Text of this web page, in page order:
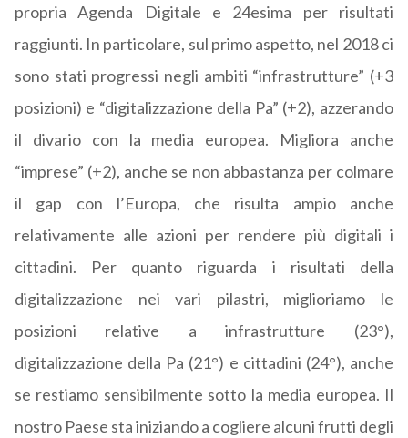
propria Agenda Digitale e 24esima per risultati
raggiunti. In particolare, sul primo aspetto, nel 2018 ci
sono stati progressi negli ambiti “infrastrutture” (+3
posizioni) e “digitalizzazione della Pa” (+2), azzerando
il divario con la media europea. Migliora anche
“imprese” (+2), anche se non abbastanza per colmare
il gap con l’Europa, che risulta ampio anche
relativamente alle azioni per rendere più digitali i
cittadini. Per quanto riguarda i risultati della
digitalizzazione nei vari pilastri, miglioriamo le
posizioni relative a infrastrutture (23°),
digitalizzazione della Pa (21°) e cittadini (24°), anche
se restiamo sensibilmente sotto la media europea. Il
nostro Paese sta iniziando a cogliere alcuni frutti degli